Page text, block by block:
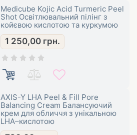
Medicube Kojic Acid Turmeric Peel
Shot Освітлювальний пілінг з
койєвою кислотою та куркумою
1 250,00 грн.
AXIS-Y LHA Peel & Fill Pore
Balancing Cream Балансуючий
крем для обличчя з унікальною
LHA–кислотою